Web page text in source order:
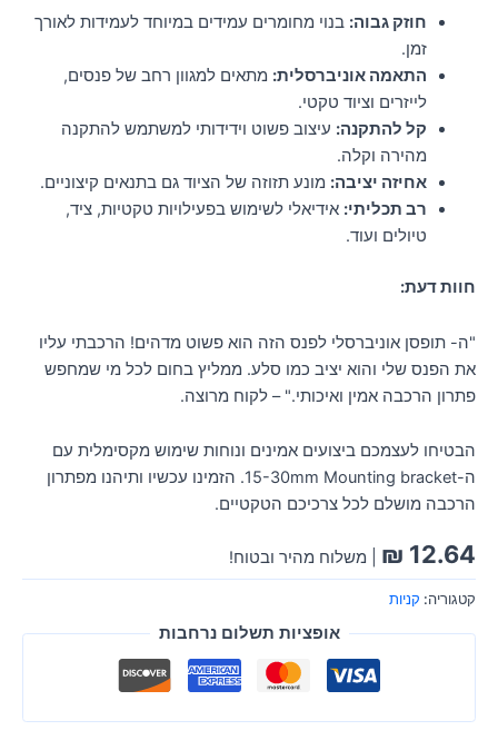
חוזק גבוה: בנוי מחומרים עמידים במיוחד לעמידות לאורך
זמן.
התאמה אוניברסלית: מתאים למגוון רחב של פנסים,
לייזרים וציוד טקטי.
קל להתקנה: עיצוב פשוט וידידותי למשתמש להתקנה
מהירה וקלה.
אחיזה יציבה: מונע תזוזה של הציוד גם בתנאים קיצוניים.
רב תכליתי: אידיאלי לשימוש בפעילויות טקטיות, ציד,
טיולים ועוד.
חוות דעת:
"ה- תופסן אוניברסלי לפנס הזה הוא פשוט מדהים! הרכבתי עליו
את הפנס שלי והוא יציב כמו סלע. ממליץ בחום לכל מי שמחפש
פתרון הרכבה אמין ואיכותי." – לקוח מרוצה.
הבטיחו לעצמכם ביצועים אמינים ונוחות שימוש מקסימלית עם
ה-15-30mm Mounting bracket. הזמינו עכשיו ותיהנו מפתרון
הרכבה מושלם לכל צרכיכם הטקטיים.
₪ 12.64 | משלוח מהיר ובטוח!
קטגוריה: קניות
אופציות תשלום נרחבות